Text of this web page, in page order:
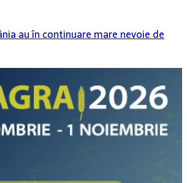
au în continuare mare nevoie de